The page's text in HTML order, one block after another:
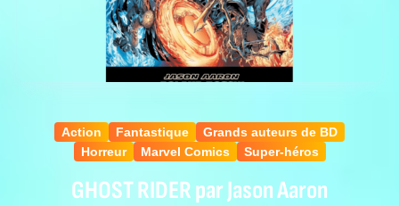
Action Fantastique
Grands auteurs de BD
Horreur
Marvel Comics Super-héros
GHOST RIDER par Jason Aaron